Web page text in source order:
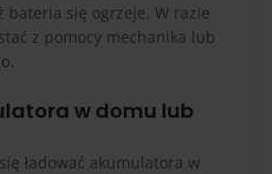
bateria się ogrzeje. W razie
z pomocy mechanika lub
w domu lub
ładować akumulatora w